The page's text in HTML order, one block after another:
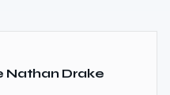
Nathan Drake